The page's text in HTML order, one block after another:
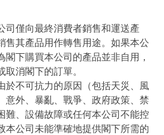
司僅向最終消費者銷售和運送產
售其產品用作轉售用途。如果本公
閣下購買本公司的產品並非自用，
取消閣下的訂單。
於不可抗力的原因（包括天災、風
意外、暴亂、戰爭、政府政策、禁
難、設備故障或任何本公司不能控
本公司未能準確地提供閣下所需的